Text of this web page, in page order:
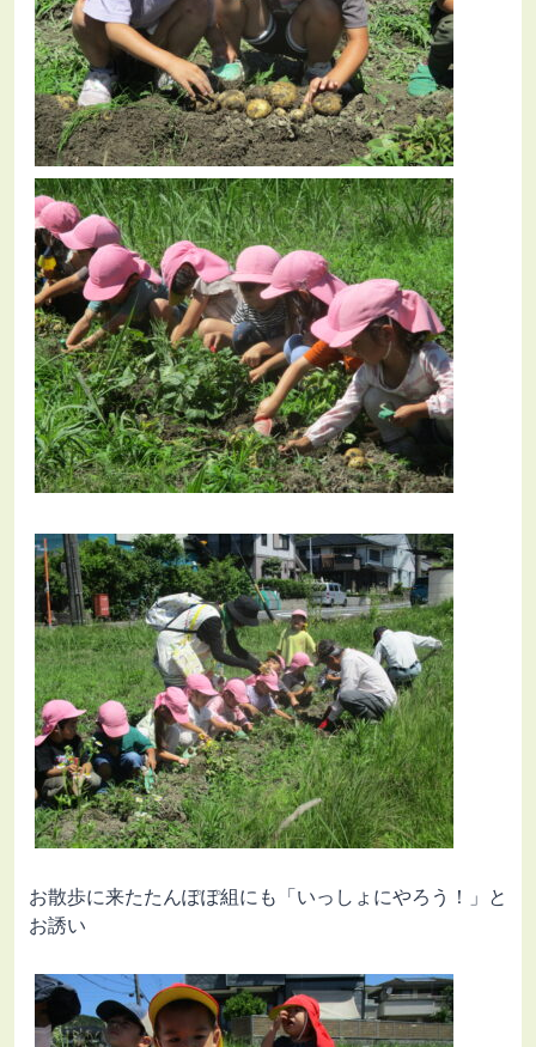
お散歩に来たたんぽぽ組にも「いっしょにやろう！」と
お誘い